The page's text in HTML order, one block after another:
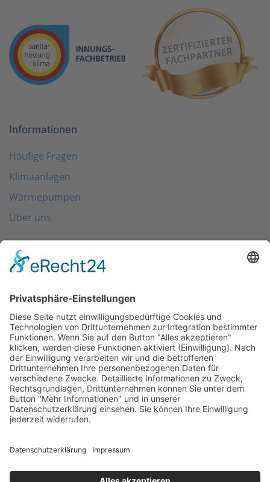
Informationen
Häufige Fragen
Klimaanlagen
Wärmepumpen
Über uns
Folgen Sie uns
Kontakt
0203 - 3965 710
info@friondo.de
Whatsapp
Mo - Fr von 8 - 17 Uhr
SCHREIBEN SIE UNS